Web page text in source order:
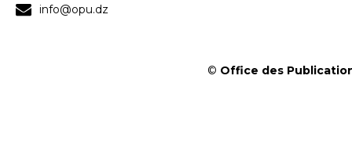
info@opu.dz
© Office des